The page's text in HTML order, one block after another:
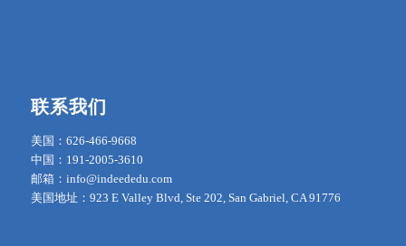
联系我们
美国：626-466-9668
中国：191-2005-3610
邮箱：info@indeededu.com
美国地址：923 E Valley Blvd, Ste 202, San Gabriel, CA 91776